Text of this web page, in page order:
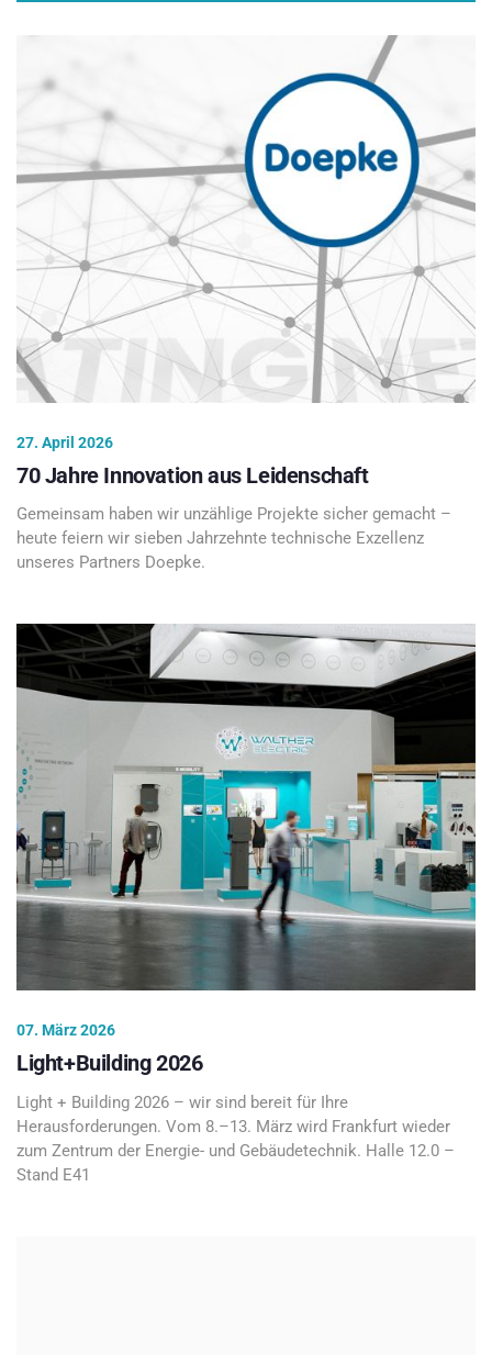
27. April 2026
70 Jahre Innovation aus Leidenschaft
Gemeinsam haben wir unzählige Projekte sicher gemacht –
heute feiern wir sieben Jahrzehnte technische Exzellenz
unseres Partners Doepke.
07. März 2026
Light+Building 2026
Light + Building 2026 – wir sind bereit für Ihre
Herausforderungen. Vom 8.–13. März wird Frankfurt wieder
zum Zentrum der Energie- und Gebäudetechnik. Halle 12.0 –
Stand E41